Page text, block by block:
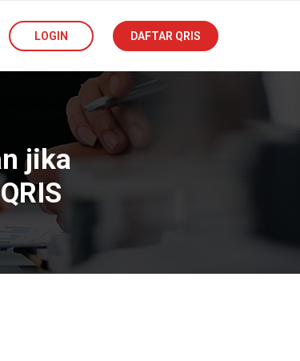
LOGIN DAFTAR QRIS
jika